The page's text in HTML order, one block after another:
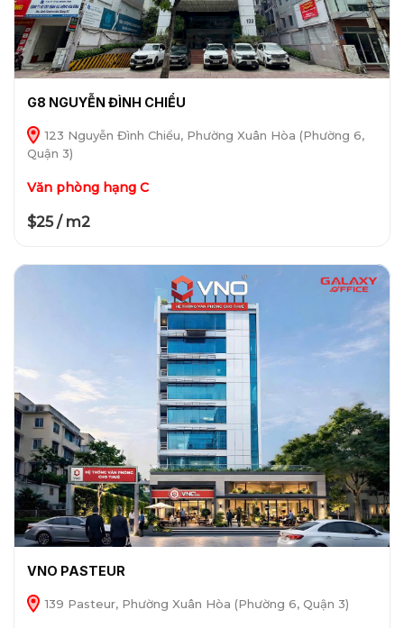
G8 NGUYỄN ĐÌNH CHIỂU
123 Nguyễn Đình Chiểu, Phường Xuân Hòa (Phường 6,
Quận 3)
Văn phòng hạng C
$25 / m2
VNO PASTEUR
139 Pasteur, Phường Xuân Hòa (Phường 6, Quận 3)